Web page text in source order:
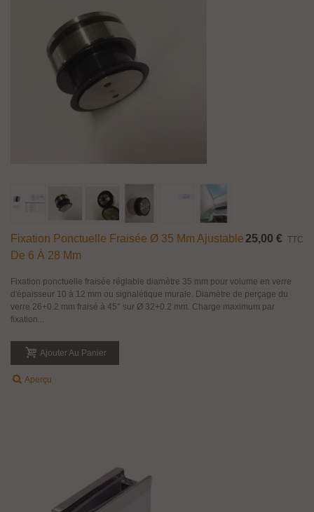
Fixation Ponctuelle Fraisée Ø 35 Mm Ajustable
De 6 À 28 Mm
25,00 € TTC
Fixation ponctuelle fraisée réglable diamètre 35 mm pour volume en verre
d'épaisseur 10 à 12 mm ou signalétique murale. Diamètre de perçage du
verre 26+0.2 mm fraisé à 45° sur Ø 32+0.2 mm. Charge maximum par
fixation...
Ajouter Au Panier
Aperçu